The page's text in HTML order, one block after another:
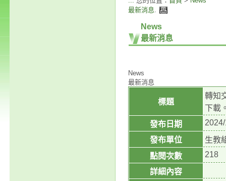
最新消息.
News
最新消息
News
最新消息
標題
轉知
下載
發布日期
發布單位
生教
點閱次數
218
詳細內容